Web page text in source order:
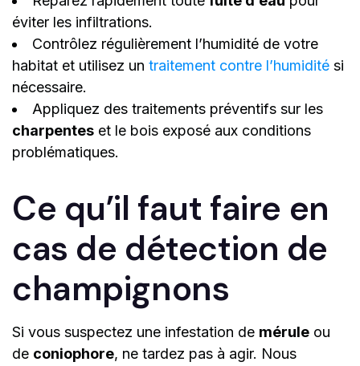
éviter les infiltrations.
Contrôlez régulièrement l’humidité de votre
habitat et utilisez un traitement contre l’humidité si
nécessaire.
Appliquez des traitements préventifs sur les
charpentes et le bois exposé aux conditions
problématiques.
Ce qu’il faut faire en
cas de détection de
champignons
Si vous suspectez une infestation de mérule ou
de coniophore, ne tardez pas à agir. Nous